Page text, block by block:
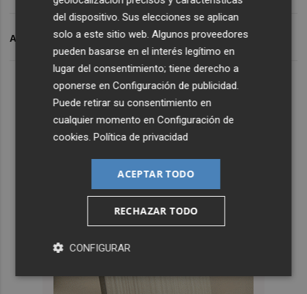
ARCHIVADO EN TOR ELECCIONES UNIDES PODEM
del dispositivo. Sus elecciones se aplican
solo a este sitio web. Algunos proveedores
pueden basarse en el interés legítimo en
lugar del consentimiento; tiene derecho a
oponerse enConfiguración de publicidad
Puede retirar su consentimiento en
cualquier momento enConfiguración de
cookies .Política de privacidad
ACEPTAR TODO
RECHAZAR TODO
CONFIGURAR